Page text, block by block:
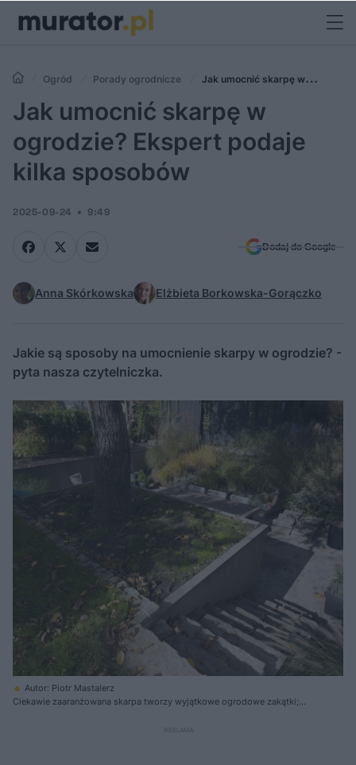
Ogród Porady ogrodnicze
Jak umocnić skarpę w
ogrodzie? Ekspert podaje kilka sposobów
Jak umocnić skarpę w
ogrodzie? Ekspert podaje
kilka sposobów
2025-09-24 9:49
Dodaj do Google
Anna Skórkowska Elżbieta Borkowska-Gorączko
Jakie są sposoby na umocnienie skarpy w ogrodzie? -
pyta nasza czytelniczka.
Autor: Piotr Mastalerz
Ciekawie zaaranżowana skarpa tworzy wyjątkowe ogrodowe zakątki;
Wichary/MMOA Pracownia Architektoniczna